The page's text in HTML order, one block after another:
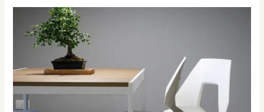
aptent
taciti
sociosqu